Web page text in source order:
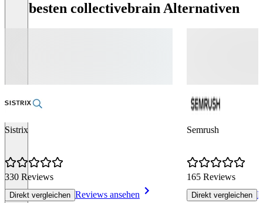
Die besten collectivebrain Alternativen
Sistrix
330 Reviews
Direkt vergleichen Reviews ansehen
Semrush
165 Reviews
Direkt vergleichen